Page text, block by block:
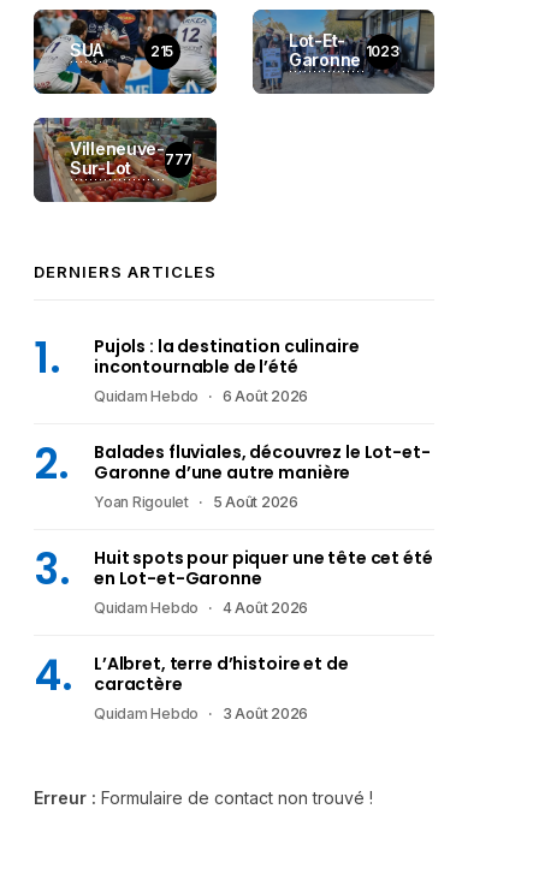
SUA 215
Lot-Et-
Garonne 1023
Villeneuve-
Sur-Lot
777
DERNIERS ARTICLES
Pujols : la destination culinaire
incontournable de l’été
Quidam Hebdo 6 Août 2026
Balades fluviales, découvrez le Lot-et-
Garonne d’une autre manière
Yoan Rigoulet 5 Août 2026
Huit spots pour piquer une tête cet été
en Lot-et-Garonne
Quidam Hebdo 4 Août 2026
L’Albret, terre d’histoire et de
caractère
Quidam Hebdo 3 Août 2026
Erreur : Formulaire de contact non trouvé !